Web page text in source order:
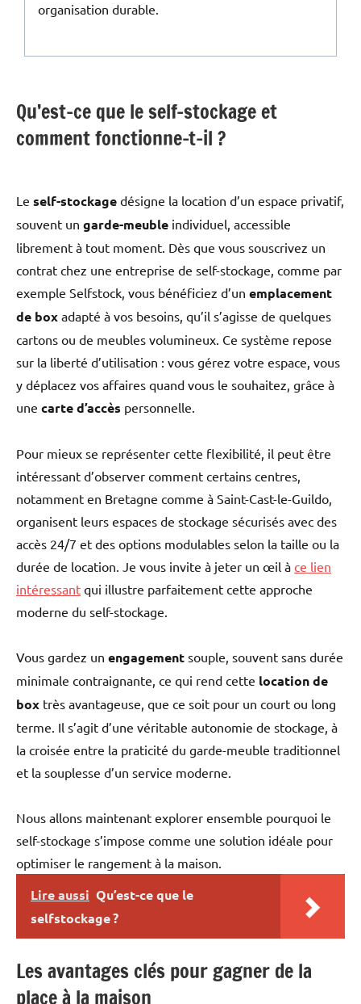
organisation durable.
Qu’est-ce que le self-stockage et
comment fonctionne-t-il ?
Le self-stockage désigne la location d’un espace privatif,
souvent un garde-meuble individuel, accessible
librement à tout moment. Dès que vous souscrivez un
contrat chez une entreprise de self-stockage, comme par
exemple Selfstock, vous bénéficiez d’un emplacement
de box adapté à vos besoins, qu’il s’agisse de quelques
cartons ou de meubles volumineux. Ce système repose
sur la liberté d’utilisation : vous gérez votre espace, vous
y déplacez vos affaires quand vous le souhaitez, grâce à
une carte d’accès personnelle.
Pour mieux se représenter cette flexibilité, il peut être
intéressant d’observer comment certains centres,
notamment en Bretagne comme à Saint-Cast-le-Guildo,
organisent leurs espaces de stockage sécurisés avec des
accès 24/7 et des options modulables selon la taille ou la
durée de location. Je vous invite à jeter un œil à ce lien
intéressant qui illustre parfaitement cette approche
moderne du self-stockage.
Vous gardez un engagement souple, souvent sans durée
minimale contraignante, ce qui rend cette location de
box très avantageuse, que ce soit pour un court ou long
terme. Il s’agit d’une véritable autonomie de stockage, à
la croisée entre la praticité du garde-meuble traditionnel
et la souplesse d’un service moderne.
Nous allons maintenant explorer ensemble pourquoi le
self-stockage s’impose comme une solution idéale pour
optimiser le rangement à la maison.
Lire aussi Qu’est-ce que le
selfstockage ?
Les avantages clés pour gagner de la
place à la maison